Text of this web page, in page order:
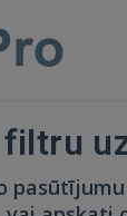
filtru
pasūtījumu